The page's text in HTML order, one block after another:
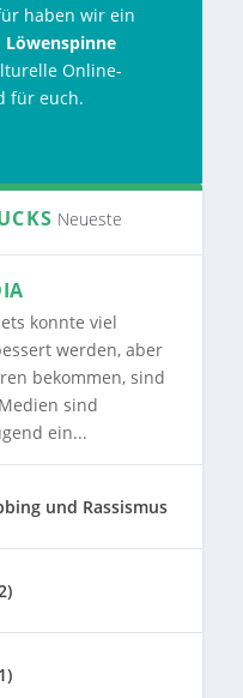
haben wir ein
Löwenspinne
Online-
für euch.
Neueste
konnte viel
werden, aber
bekommen, sind
sind
ein...
und Rassismus